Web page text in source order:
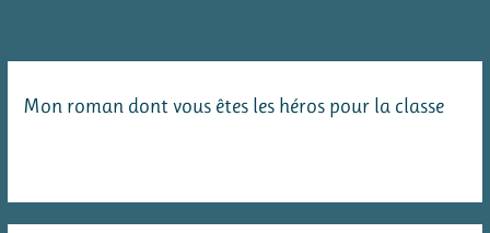
grecque
mythologie
Mon roman dont vous êtes les héros pour la classe